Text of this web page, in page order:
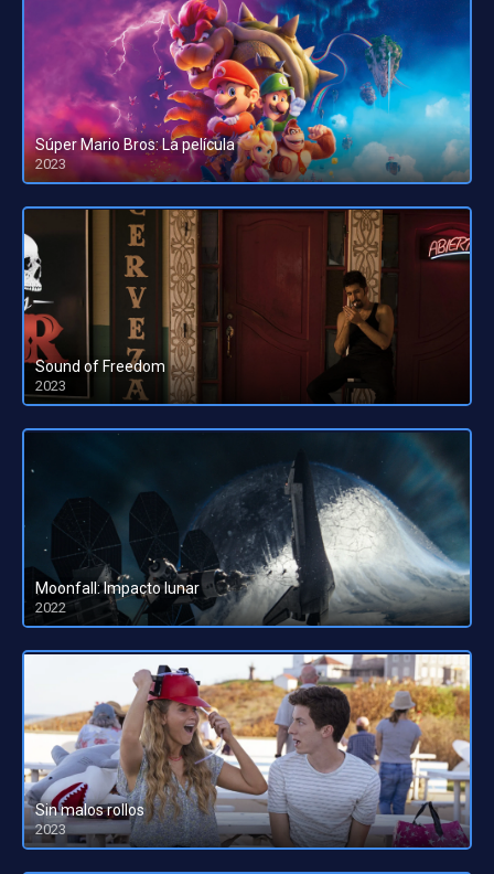
Súper Mario Bros: La película
2023
HD 1080pHD 720p
Sound of Freedom
2023
HD 1080pHD 720p
Moonfall: Impacto lunar
2022
HD 1080pHD 720p
Sin malos rollos
2023
HD 1080pHD 720p